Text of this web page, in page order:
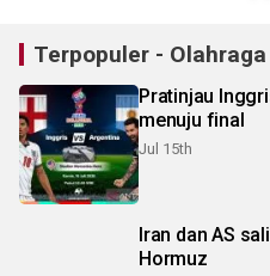
Terpopuler - Olahraga
Pratinjau
menuju final
Jul 15th
Iran dan AS
Hormuz